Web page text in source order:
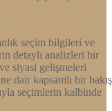
seçim bilgileri ve
detaylı analizleri bir
siyasi gelişmeleri
dair kapsamlı bir bakış
seçimlerin kalbinde